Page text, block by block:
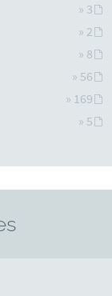
» 3
» 2
» 8
» 56
» 169
» 5